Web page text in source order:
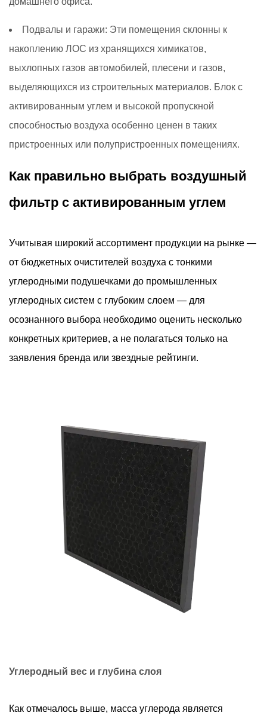
Подвалы и гаражи: Эти помещения склонны к
накоплению ЛОС из хранящихся химикатов,
выхлопных газов автомобилей, плесени и газов,
выделяющихся из строительных материалов. Блок с
активированным углем и высокой пропускной
способностью воздуха особенно ценен в таких
пристроенных или полупристроенных помещениях.
Как правильно выбрать воздушный
фильтр с активированным углем
Учитывая широкий ассортимент продукции на рынке —
от бюджетных очистителей воздуха с тонкими
углеродными подушечками до промышленных
углеродных систем с глубоким слоем — для
осознанного выбора необходимо оценить несколько
конкретных критериев, а не полагаться только на
заявления бренда или звездные рейтинги.
Углеродный вес и глубина слоя
Как отмечалось выше, масса углерода является